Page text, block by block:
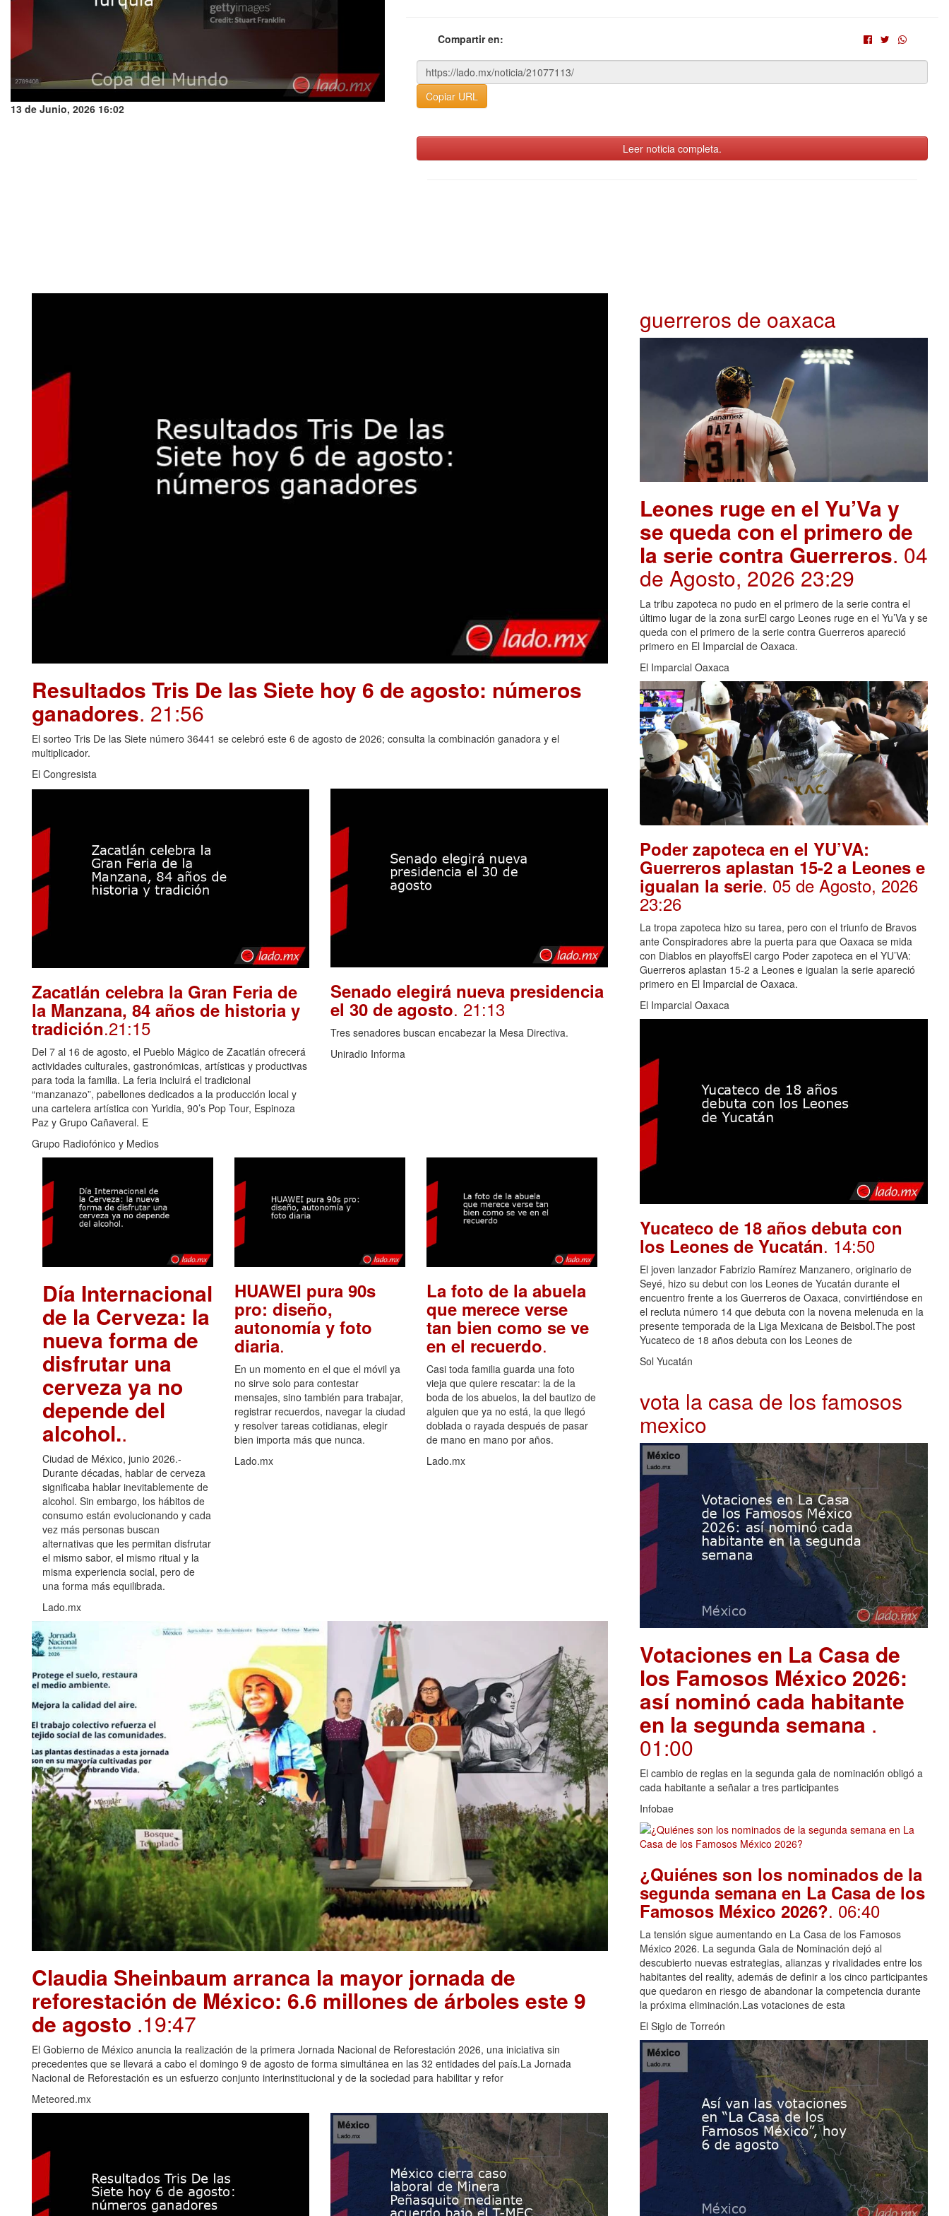
13 de Junio, 2026 16:02
Compartir en:
Copiar URL
Leer noticia completa.
Resultados Tris De las Siete hoy 6 de agosto: números
ganadores. 21:56
El sorteo Tris De las Siete número 36441 se celebró este 6 de agosto de 2026; consulta la combinación ganadora y el
multiplicador.
El Congresista
Zacatlán celebra la Gran Feria de
la Manzana, 84 años de historia y
tradición.21:15
Del 7 al 16 de agosto, el Pueblo Mágico de Zacatlán ofrecerá
actividades culturales, gastronómicas, artísticas y productivas
para toda la familia. La feria incluirá el tradicional
“manzanazo”, pabellones dedicados a la producción local y
una cartelera artística con Yuridia, 90’s Pop Tour, Espinoza
Paz y Grupo Cañaveral. E
Grupo Radiofónico y Medios
Senado elegirá nueva presidencia
el 30 de agosto. 21:13
Tres senadores buscan encabezar la Mesa Directiva.
Uniradio Informa
Día Internacional
de la Cerveza: la
nueva forma de
disfrutar una
cerveza ya no
depende del
alcohol..
Ciudad de México, junio 2026.-
Durante décadas, hablar de cerveza
significaba hablar inevitablemente de
alcohol. Sin embargo, los hábitos de
consumo están evolucionando y cada
vez más personas buscan
alternativas que les permitan disfrutar
el mismo sabor, el mismo ritual y la
misma experiencia social, pero de
una forma más equilibrada.
Lado.mx
HUAWEI pura 90s
pro: diseño,
autonomía y foto
diaria.
En un momento en el que el móvil ya
no sirve solo para contestar
mensajes, sino también para trabajar,
registrar recuerdos, navegar la ciudad
y resolver tareas cotidianas, elegir
bien importa más que nunca.
Lado.mx
La foto de la abuela
que merece verse
tan bien como se ve
en el recuerdo.
Casi toda familia guarda una foto
vieja que quiere rescatar: la de la
boda de los abuelos, la del bautizo de
alguien que ya no está, la que llegó
doblada o rayada después de pasar
de mano en mano por años.
Lado.mx
Claudia Sheinbaum arranca la mayor jornada de
reforestación de México: 6.6 millones de árboles este 9
de agosto .19:47
El Gobierno de México anuncia la realización de la primera Jornada Nacional de Reforestación 2026, una iniciativa sin
precedentes que se llevará a cabo el domingo 9 de agosto de forma simultánea en las 32 entidades del país.La Jornada
Nacional de Reforestación es un esfuerzo conjunto interinstitucional y de la sociedad para habilitar y refor
Meteored.mx
guerreros de oaxaca
Leones ruge en el Yu’Va y
se queda con el primero de
la serie contra Guerreros. 04
de Agosto, 2026 23:29
La tribu zapoteca no pudo en el primero de la serie contra el
último lugar de la zona surEl cargo Leones ruge en el Yu’Va y se
queda con el primero de la serie contra Guerreros apareció
primero en El Imparcial de Oaxaca.
El Imparcial Oaxaca
Poder zapoteca en el YU’VA:
Guerreros aplastan 15-2 a Leones e
igualan la serie. 05 de Agosto, 2026
23:26
La tropa zapoteca hizo su tarea, pero con el triunfo de Bravos
ante Conspiradores abre la puerta para que Oaxaca se mida
con Diablos en playoffsEl cargo Poder zapoteca en el YU’VA:
Guerreros aplastan 15-2 a Leones e igualan la serie apareció
primero en El Imparcial de Oaxaca.
El Imparcial Oaxaca
Yucateco de 18 años debuta con
los Leones de Yucatán. 14:50
El joven lanzador Fabrizio Ramírez Manzanero, originario de
Seyé, hizo su debut con los Leones de Yucatán durante el
encuentro frente a los Guerreros de Oaxaca, convirtiéndose en
el recluta número 14 que debuta con la novena melenuda en la
presente temporada de la Liga Mexicana de Beisbol.The post
Yucateco de 18 años debuta con los Leones de
Sol Yucatán
vota la casa de los famosos
mexico
Votaciones en La Casa de
los Famosos México 2026:
así nominó cada habitante
en la segunda semana .
01:00
El cambio de reglas en la segunda gala de nominación obligó a
cada habitante a señalar a tres participantes
Infobae
¿Quiénes son los nominados de la
segunda semana en La Casa de los
Famosos México 2026?. 06:40
La tensión sigue aumentando en La Casa de los Famosos
México 2026. La segunda Gala de Nominación dejó al
descubierto nuevas estrategias, alianzas y rivalidades entre los
habitantes del reality, además de definir a los cinco participantes
que quedaron en riesgo de abandonar la competencia durante
la próxima eliminación.Las votaciones de esta
El Siglo de Torreón